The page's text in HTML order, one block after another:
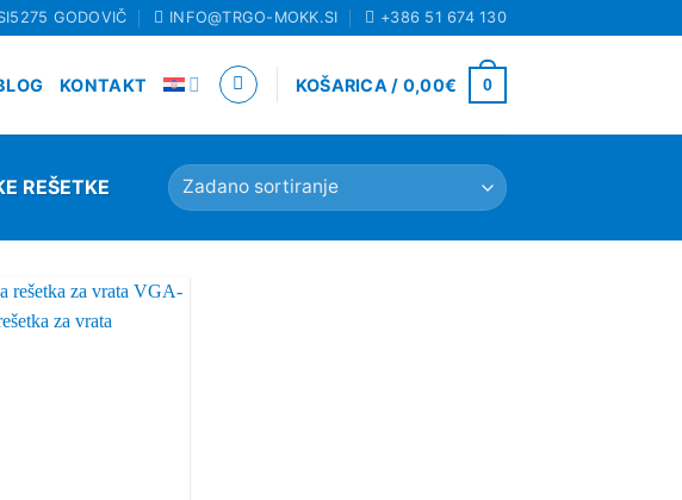
GODOVIČ INFO@TRGO-MOKK.SI +386 51 674 130
KONTAKT KOŠARICA / 0,00€ 0
REŠETKE